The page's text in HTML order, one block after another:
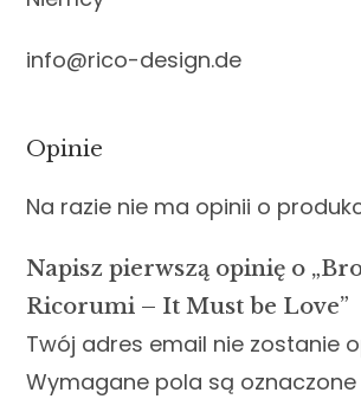
info@rico-design.de
Opinie
Na razie nie ma opinii o
Napisz pierwszą opinię o
Ricorumi – It Must be Love”
Twój adres email nie zostanie
Wymagane pola są oznaczone